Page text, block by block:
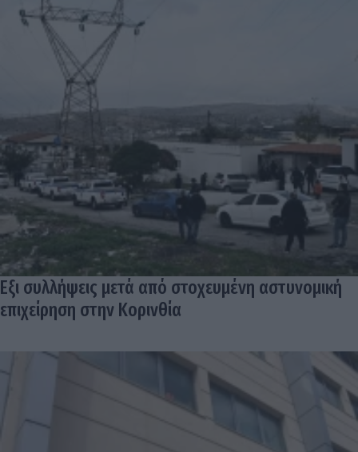
Εξι συλλήψεις μετά από στοχευμένη αστυνομική
επιχείρηση στην Κορινθία